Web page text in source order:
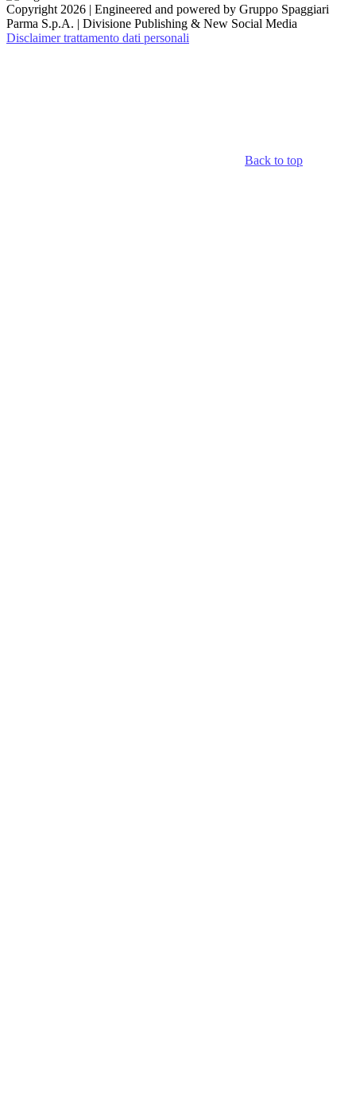
Copyright 2026 | Engineered and powered by Gruppo Spaggiari
Parma S.p.A. | Divisione Publishing & New Social Media
Disclaimer trattamento dati personali
Back to top